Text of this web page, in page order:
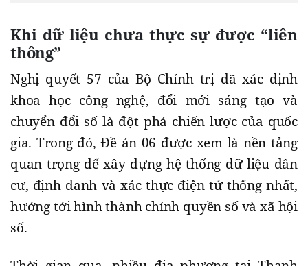
Khi dữ liệu chưa thực sự được “liên
thông”
Nghị quyết 57 của Bộ Chính trị đã xác định
khoa học công nghệ, đổi mới sáng tạo và
chuyển đổi số là đột phá chiến lược của quốc
gia. Trong đó, Đề án 06 được xem là nền tảng
quan trọng để xây dựng hệ thống dữ liệu dân
cư, định danh và xác thực điện tử thống nhất,
hướng tới hình thành chính quyền số và xã hội
số.